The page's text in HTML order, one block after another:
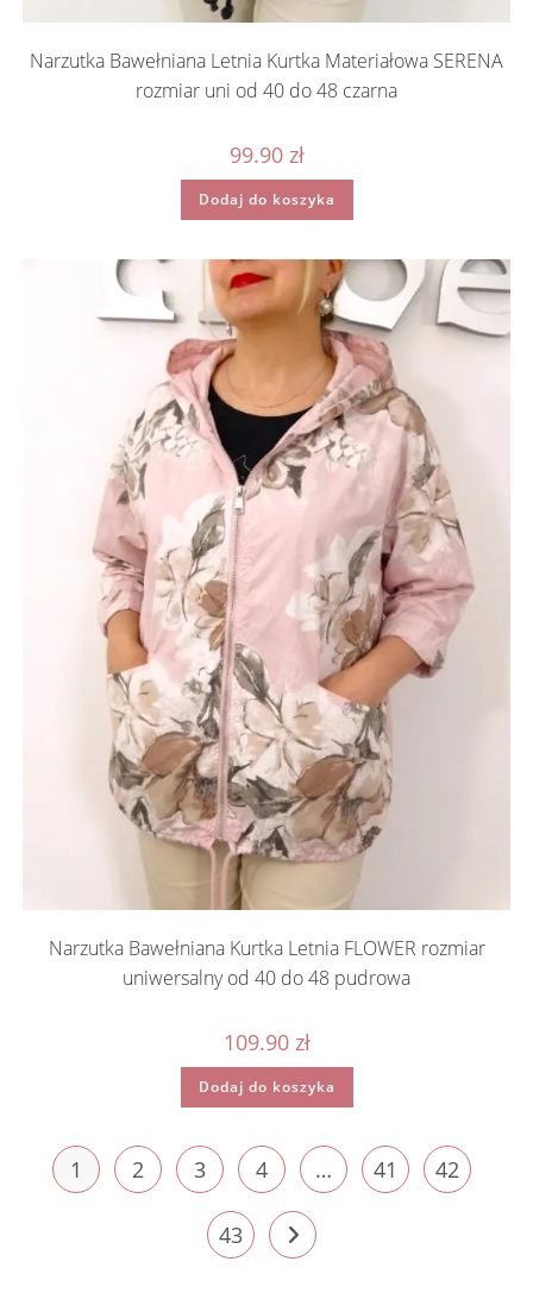
Narzutka Bawełniana Letnia Kurtka Materiałowa SERENA
rozmiar uni od 40 do 48 czarna
99.90 zł
Dodaj do koszyka
Narzutka Bawełniana Kurtka Letnia FLOWER rozmiar
uniwersalny od 40 do 48 pudrowa
109.90 zł
Dodaj do koszyka
1 2 3 4 … 41 42
43